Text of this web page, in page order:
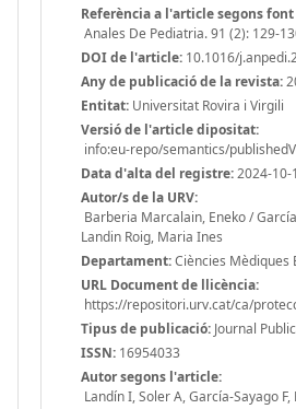
Referència a l'article segons
Anales De Pediatria. 91 (2): 129-
DOI de l'article: 10.1016/
Any de publicació de la revista:
Entitat: Universitat Rovira i Virgili
Versió de l'article dipositat:
info:eu-repo/semantics/
Data d'alta del registre:2024-10-
Autor/s de la URV:
Barberia Marcalain, Eneko /
Landin Roig, Maria Ines
Departament:Ciències Mèdiques
URL Document de llicència:
https://repositori.urv.cat/ca/
Tipus de publicació: Journal
ISSN: 16954033
Autor segons l'article:
Landín I, Soler A, García-Sayago